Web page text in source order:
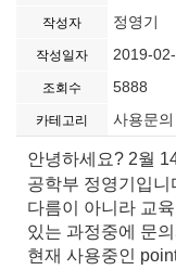
작성자 정영기
작성일자 2019-
조회수 5888
카테고리 사용문의
안녕하세요? 2월
공학부 정영기입니
다름이 아니라 교
있는 과정중에 문
현재 사용중인